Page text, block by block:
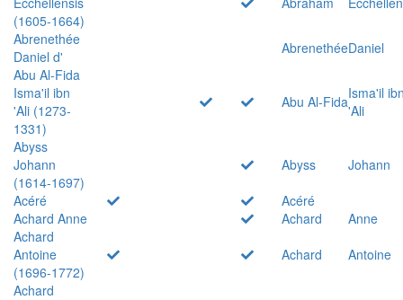
(1605-1664)
Abrenethée
Daniel d'
AbrenethéeDaniel
Abu Al-Fida
Isma'il ibn
'Ali (1273-
1331)
Abu Al-FidaIsma'il
'Ali
Abyss
Johann
(1614-1697)
Abyss
Johann
Acéré
Acéré
Achard Anne
Achard
Anne
Achard
Antoine
(1696-1772)
Achard
Antoine
Achard